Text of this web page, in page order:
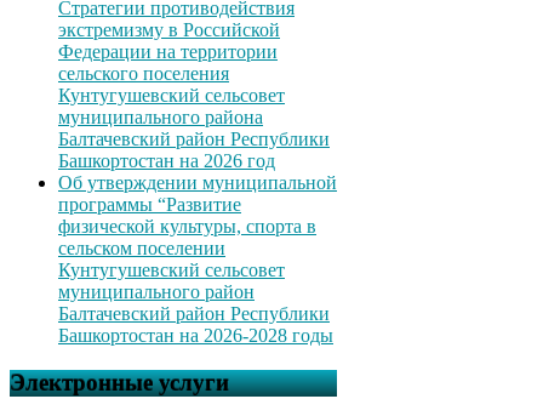
Стратегии противодействия
экстремизму в Российской
Федерации на территории
сельского поселения
Кунтугушевский сельсовет
муниципального района
Балтачевский район Республики
Башкортостан на 2026 год
Об утверждении муниципальной
программы “Развитие
физической культуры, спорта в
сельском поселении
Кунтугушевский сельсовет
муниципального район
Балтачевский район Республики
Башкортостан на 2026-2028 годы
Электронные услуги